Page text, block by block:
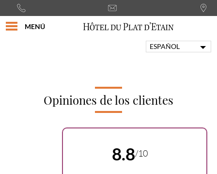
MENÚ
ESPAÑOL
ITALIANO
Opiniones de los clientes
8.8/10